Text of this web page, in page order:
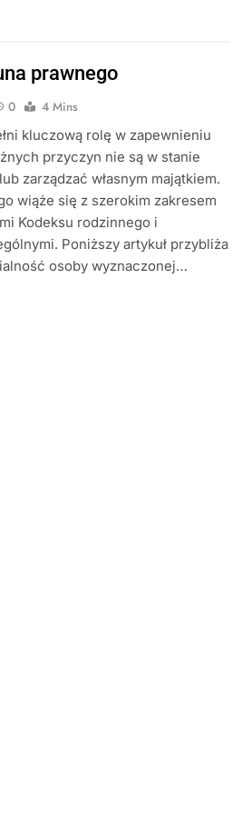
prawnego
0
4 Mins
kluczową rolę w zapewnieniu
przyczyn nie są w stanie
zarządzać własnym majątkiem.
wiąże się z szerokim zakresem
Kodeksu rodzinnego i
Poniższy artykuł przybliża
osoby wyznaczonej…